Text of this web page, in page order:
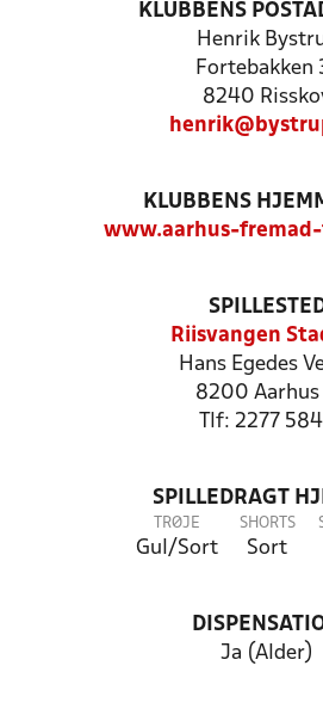
KLUBBENS
Henrik
Fortebakken
8240
KLUBBENS
www.aarhus-
Riisvangen
Hans Egedes
8200 Aarhus
Tlf: 2277
SPILLEDRAGT
TRØJE
Gul/Sort
SHORTS
Sort
Ja (Alder)